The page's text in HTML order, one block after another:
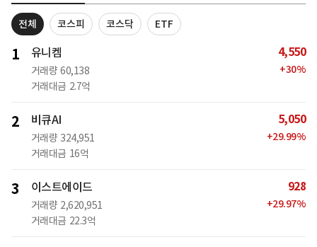
전체 코스피 코스닥 ETF
1 유니켐
거래량 60,138
거래대금 2.7억
4,550
+30%
2 비큐AI
거래량 324,951
거래대금 16억
5,050
+29.99%
3 이스트에이드
거래량 2,620,951
거래대금 22.3억
928
+29.97%